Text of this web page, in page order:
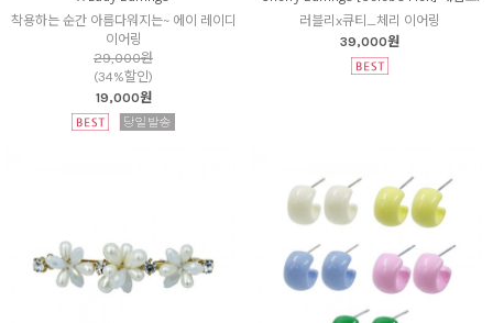
착용하는 순간 아름다워지는~ 에이 레이디
이어링
29,000원
(34%할인)
19,000원
러블리x큐티_체리 이어링
39,000원